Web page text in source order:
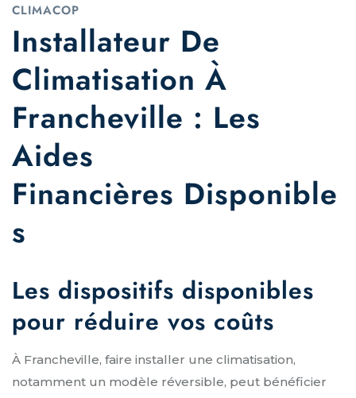
CLIMACOP
Installateur De
Climatisation À
Francheville : Les
Aides
Financières Disponible
S
Les dispositifs disponibles
pour réduire vos coûts
À Francheville, faire installer une climatisation,
notamment un modèle réversible, peut bénéficier